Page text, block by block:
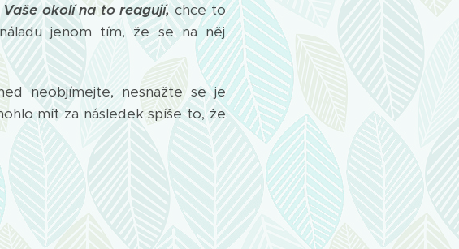
Vaše okolí na to reagují,chce to
jenom tím, že se na něj
neobjímejte, nesnažte se je
mít za následek spíše to, že